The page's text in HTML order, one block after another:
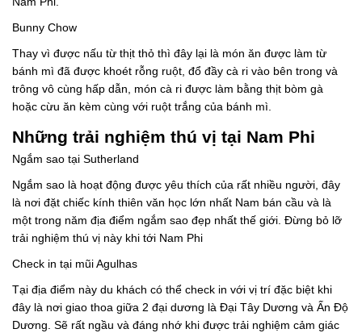
Bunny Chow
Thay vì được nấu từ thịt thỏ thì đây lại là món ăn được làm từ
bánh mì đã được khoét rỗng ruột, đổ đầy cà ri vào bên trong và
trông vô cùng hấp dẫn, món cà ri được làm bằng thịt bòm gà
hoặc cừu ăn kèm cùng với ruột trắng của bánh mì.
Những trải nghiệm thú vị tại Nam Phi
Ngắm sao tại Sutherland
Ngắm sao là hoạt động được yêu thích của rất nhiều người, đây
là nơi đặt chiếc kính thiên văn học lớn nhất Nam bán cầu và là
một trong năm địa điểm ngắm sao đẹp nhất thế giới. Đừng bỏ lỡ
trải nghiệm thú vị này khi tới Nam Phi
Check in tại mũi Agulhas
Tại địa điểm này du khách có thể check in với vị trí đặc biệt khi
đây là nơi giao thoa giữa 2 đại dương là Đại Tây Dương và Ấn Độ
Dương. Sẽ rất ngầu và đáng nhớ khi được trải nghiệm cảm giác